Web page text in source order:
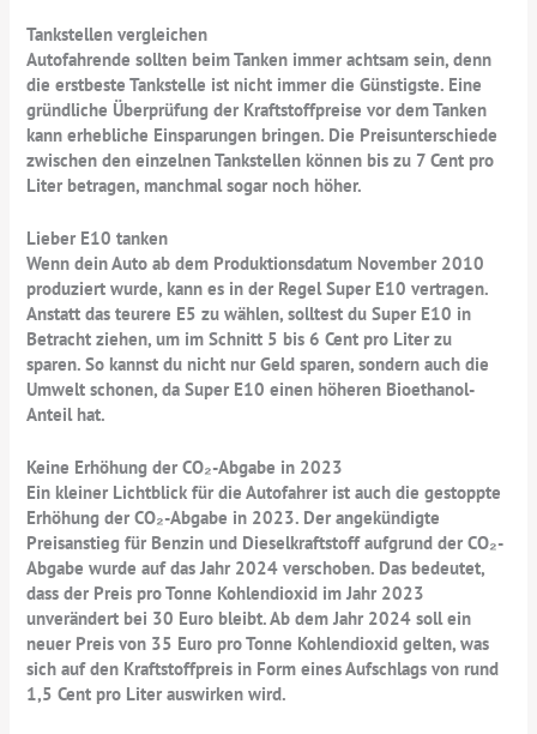
Tankstellen vergleichen
Autofahrende sollten beim Tanken immer achtsam sein, denn
die erstbeste Tankstelle ist nicht immer die Günstigste. Eine
gründliche Überprüfung der Kraftstoffpreise vor dem Tanken
kann erhebliche Einsparungen bringen. Die Preisunterschiede
zwischen den einzelnen Tankstellen können bis zu 7 Cent pro
Liter betragen, manchmal sogar noch höher.
Lieber E10 tanken
Wenn dein Auto ab dem Produktionsdatum November 2010
produziert wurde, kann es in der Regel Super E10 vertragen.
Anstatt das teurere E5 zu wählen, solltest du Super E10 in
Betracht ziehen, um im Schnitt 5 bis 6 Cent pro Liter zu
sparen. So kannst du nicht nur Geld sparen, sondern auch die
Umwelt schonen, da Super E10 einen höheren Bioethanol-
Anteil hat.
Keine Erhöhung der CO₂-Abgabe in 2023
Ein kleiner Lichtblick für die Autofahrer ist auch die gestoppte
Erhöhung der CO₂-Abgabe in 2023. Der angekündigte
Preisanstieg für Benzin und Dieselkraftstoff aufgrund der CO₂-
Abgabe wurde auf das Jahr 2024 verschoben. Das bedeutet,
dass der Preis pro Tonne Kohlendioxid im Jahr 2023
unverändert bei 30 Euro bleibt. Ab dem Jahr 2024 soll ein
neuer Preis von 35 Euro pro Tonne Kohlendioxid gelten, was
sich auf den Kraftstoffpreis in Form eines Aufschlags von rund
1,5 Cent pro Liter auswirken wird.